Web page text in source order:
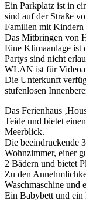
Ein Parkplatz ist in
sind auf der Straße
Familien mit
Das Mitbringen von
Eine Klimaanlage ist
Partys sind nicht
WLAN ist für
Die Unterkunft
stufenlosen
Das Ferienhaus
Teide und bietet
Meerblick.
Die beeindruckende
Wohnzimmer, einer
2 Bädern und bietet
Zu den
Waschmaschine und
Ein Babybett und ein